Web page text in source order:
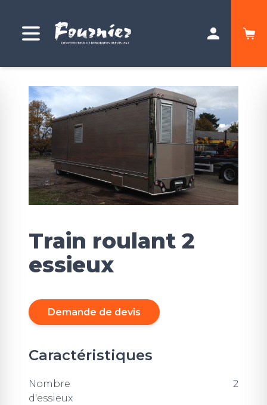
Train roulant 2
essieux
Demande de devis
Caractéristiques
Nombre
d'essieux
2